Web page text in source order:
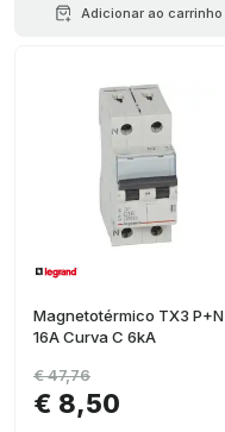
Adicionar ao carrinho
Magnetotérmico TX3 P+N
16A Curva C 6kA
€ 8,50
€ 47,76